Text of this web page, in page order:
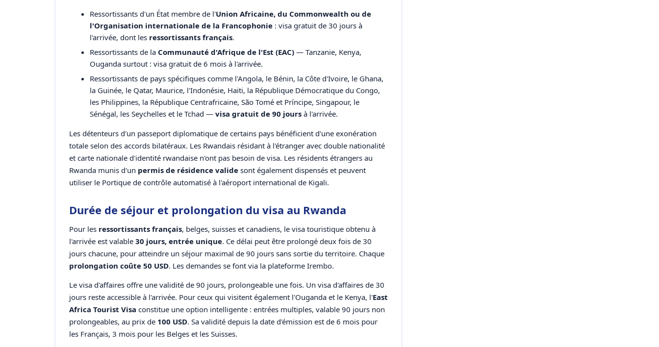
Ressortissants d'un État membre de l'Union Africaine, du Commonwealth ou de
l'Organisation internationale de la Francophonie : visa gratuit de 30 jours à
l'arrivée, dont les ressortissants français.
Ressortissants de la Communauté d'Afrique de l'Est (EAC) — Tanzanie, Kenya,
Ouganda surtout : visa gratuit de 6 mois à l'arrivée.
Ressortissants de pays spécifiques comme l'Angola, le Bénin, la Côte d'Ivoire, le Ghana,
la Guinée, le Qatar, Maurice, l'Indonésie, Haïti, la République Démocratique du Congo,
les Philippines, la République Centrafricaine, São Tomé et Príncipe, Singapour, le
Sénégal, les Seychelles et le Tchad — visa gratuit de 90 jours à l'arrivée.
Les détenteurs d'un passeport diplomatique de certains pays bénéficient d'une exonération
totale selon des accords bilatéraux. Les Rwandais résidant à l'étranger avec double nationalité
et carte nationale d'identité rwandaise n'ont pas besoin de visa. Les résidents étrangers au
Rwanda munis d'un permis de résidence valide sont également dispensés et peuvent
utiliser le Portique de contrôle automatisé à l'aéroport international de Kigali.
Durée de séjour et prolongation du visa au Rwanda
Pour les ressortissants français, belges, suisses et canadiens, le visa touristique obtenu à
l'arrivée est valable 30 jours, entrée unique. Ce délai peut être prolongé deux fois de 30
jours chacune, pour atteindre un séjour maximal de 90 jours sans sortie du territoire. Chaque
prolongation coûte 50 USD. Les demandes se font via la plateforme Irembo.
Le visa d'affaires offre une validité de 90 jours, prolongeable une fois. Un visa d'affaires de 30
jours reste accessible à l'arrivée. Pour ceux qui visitent également l'Ouganda et le Kenya, l'East
Africa Tourist Visa constitue une option intelligente : entrées multiples, valable 90 jours non
prolongeables, au prix de 100 USD. Sa validité depuis la date d'émission est de 6 mois pour
les Français, 3 mois pour les Belges et les Suisses.